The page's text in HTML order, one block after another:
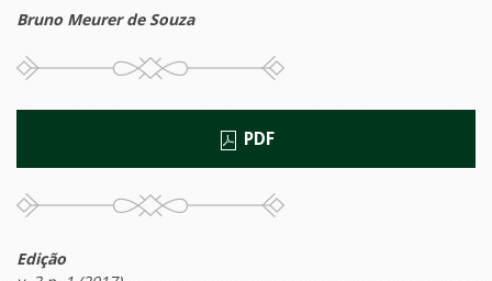
Bruno Meurer de Souza
PDF
Edição